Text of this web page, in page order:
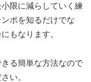
限に減らしていく練
ポを知るだけでな
もなります。
る簡単な方法なので
い。